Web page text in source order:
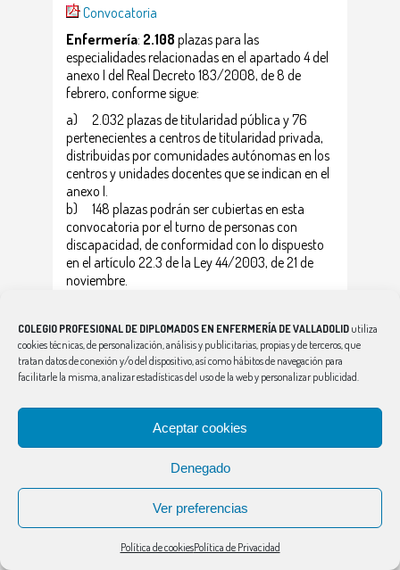
COLEGIO PROFESIONAL DE DIPLOMADOS EN ENFERMERÍA DE VALLADOLID utiliza
cookies técnicas, de personalización, análisis y publicitarias, propias y de terceros, que
tratan datos de conexión y/o del dispositivo, así como hábitos de navegación para
facilitarle la misma, analizar estadísticas del uso de la web y personalizar publicidad.
Aceptar cookies
Denegado
Ver preferencias
Política de cookiesPolítica de Privacidad
Convocatoria
Enfermería: 2.108 plazas para las
especialidades relacionadas en el apartado 4 del
anexo I del Real Decreto 183/2008, de 8 de
febrero, conforme sigue:
a) 2.032 plazas de titularidad pública y 76
pertenecientes a centros de titularidad privada,
distribuidas por comunidades autónomas en los
centros y unidades docentes que se indican en el
anexo I.
b) 148 plazas podrán ser cubiertas en esta
convocatoria por el turno de personas con
discapacidad, de conformidad con lo dispuesto
en el artículo 22.3 de la Ley 44/2003, de 21 de
noviembre.
residencia en España, en los términos
establecidos en el dispongo segundo, apartado
1.d) de esta orden
ENFERMERÍA DEL TRABAJO
COMUNITARIA
ENFERMERÍA GERIÁTRICA
ENFERMERÍA OBSTETICO-
GINECOLOGICA
469